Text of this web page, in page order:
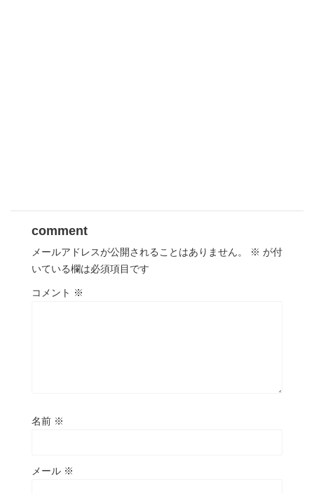
comment
メールアドレスが公開されることはありません。 ※ が付
いている欄は必須項目です
コメント ※
名前 ※
メール ※